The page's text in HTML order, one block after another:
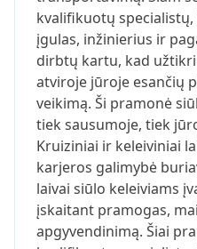
kvalifikuotų
įgulas, inžinierius ir
dirbtų kartu, kad
atviroje jūroje esančių
veikimą. Ši pramonė
tiek sausumoje, tiek
Kruiziniai ir keleiviniai
karjeros galimybė
laivai siūlo keleiviams
įskaitant pramogas,
apgyvendinimą. Šiai